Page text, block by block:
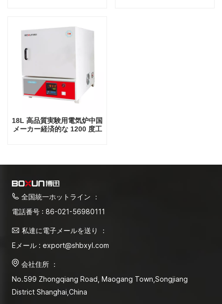
18L 高品質実験用電気炉中国
メーカー経済的な 1200 度工
全国統一ホットライン ：
電話番号 : 86-021-56980111
私達に電子メールを送り ：
Eメール : export@shbxyl.com
会社住所 ：
No.599 Zhongqiang Road, Maogang Town,Songjiang
District Shanghai,China